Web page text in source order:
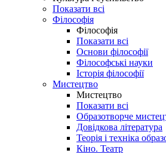
Показати всі
Філософія
Філософія
Показати всі
Основи філософії
Філософські науки
Історія філософії
Мистецтво
Мистецтво
Показати всі
Образотворче
Довідкова література
Теорія і техніка
Кіно. Театр